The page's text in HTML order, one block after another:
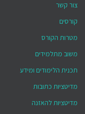
צור קשר
קורסים
מטרות הקורס
משוב מתלמידים
תכנית הלימודים ומידע
מדיטציות כתובות
מדיטציות להאזנה